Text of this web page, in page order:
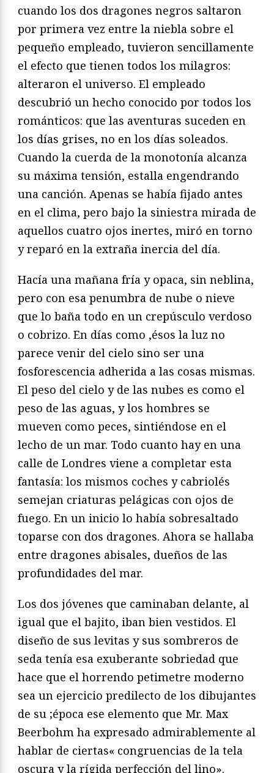
cuando los dos dragones negros saltaron
por primera vez entre la niebla sobre el
pequeño empleado, tuvieron sencillamente
el efecto que tienen todos los milagros:
alteraron el universo. El empleado
descubrió un hecho conocido por todos los
románticos: que las aventuras suceden en
los días grises, no en los días soleados.
Cuando la cuerda de la monotonía alcanza
su máxima tensión, estalla engendrando
una canción. Apenas se había fijado antes
en el clima, pero bajo la siniestra mirada de
aquellos cuatro ojos inertes, miró en torno
y reparó en la extraña inercia del día.
Hacía una mañana fría y opaca, sin neblina,
pero con esa penumbra de nube o nieve
que lo baña todo en un crepúsculo verdoso
o cobrizo. En días como ,ésos la luz no
parece venir del cielo sino ser una
fosforescencia adherida a las cosas mismas.
El peso del cielo y de las nubes es como el
peso de las aguas, y los hombres se
mueven como peces, sintiéndose en el
lecho de un mar. Todo cuanto hay en una
calle de Londres viene a completar esta
fantasía: los mismos coches y cabriolés
semejan criaturas pelágicas con ojos de
fuego. En un inicio lo había sobresaltado
toparse con dos dragones. Ahora se hallaba
entre dragones abisales, dueños de las
profundidades del mar.
Los dos jóvenes que caminaban delante, al
igual que el bajito, iban bien vestidos. El
diseño de sus levitas y sus sombreros de
seda tenía esa exuberante sobriedad que
hace que el horrendo petimetre moderno
sea un ejercicio predilecto de los dibujantes
de su ;época ese elemento que Mr. Max
Beerbohm ha expresado admirablemente al
hablar de ciertas« congruencias de la tela
oscura y la rígida perfección del lino».